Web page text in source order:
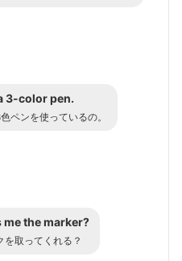
3-color pen.
ペンを使っているの。
the marker?
を取ってくれる？